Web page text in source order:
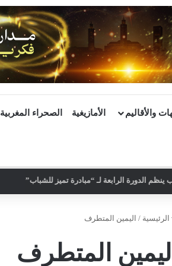
والأقاليم الأمازيغية الصحراء المغربية
الدورة الرابعة لـ “مبادرة تميز للشباب”
الرئيسية / اليمين المتطرف
المتطرف